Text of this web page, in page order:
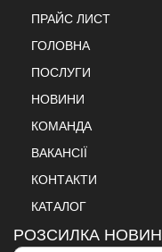
ПРАЙС ЛИСТ
ГОЛОВНА
ПОСЛУГИ
НОВИНИ
КОМАНДА
ВАКАНСІЇ
КОНТАКТИ
КАТАЛОГ
РОЗСИЛКА НОВИН